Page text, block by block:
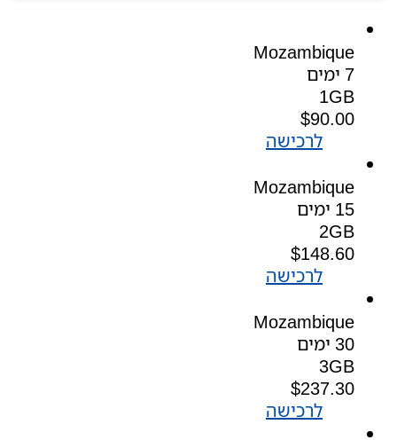
Mozambique
7 ימים
1GB
$90.00
לרכישה
Mozambique
15 ימים
2GB
$148.60
לרכישה
Mozambique
30 ימים
3GB
$237.30
לרכישה